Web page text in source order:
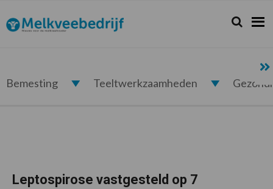
de
hoofdnavigatie
de
hoofd
de
eerste
de
voettekst
Melkveebedrijf.nl Zoeken...
Zoek
Bemesting Teeltwerkzaamheden
Leptospirose vastgesteld op 7